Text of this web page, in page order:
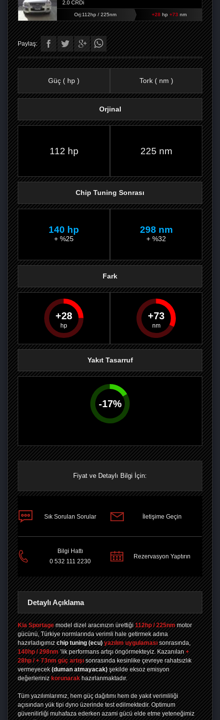
2.0 CRDi
Orj:112hp / 225nm +28hp +73 nm
Paylaş:
PAYLAŞPAYLAŞPLUS'TA
Güç ( hp ) Tork ( nm )
Orjinal
112 hp 225 nm
Chip Tuning Sonrası
140 hp
+ %25
298 nm
+ %32
Fark
28 73
Yakıt Tasarruf
-17%
Fiyat ve Detaylı Bilgi İçin:
Sık Sorulan Sorular İletişime Geçin
Bilgi Hattı
0 532 111 2230
Rezervasyon Yaptırın
Detaylı Açıklama
Kia Sportage model dizel aracınızın ürettiği 112hp / 225nm motor
gücünü, Türkiye normlarında verimli hale getirmek adına
hazırladıgımız chip tuning (ecu) yazılım uygulaması sonrasında,
140hp / 298nm ’lik performans artışı öngörmekteyiz. Kazanılan +
28hp / + 73nm güç artışı sonrasında kesinlike çevreye rahatsızlık
vermeyecek (duman atmayacak) şekilde eksoz emisyon
değerleriniz korunarak hazırlanmaktadır.
Tüm yazılımlarımız, hem güç dağıtımı hem de yakıt verimliliği
açısından yük tipi dyno üzerinde test edilmektedir. Optimum
güvenilirliği muhafaza ederken azami gücü elde etme yeteneğimiz